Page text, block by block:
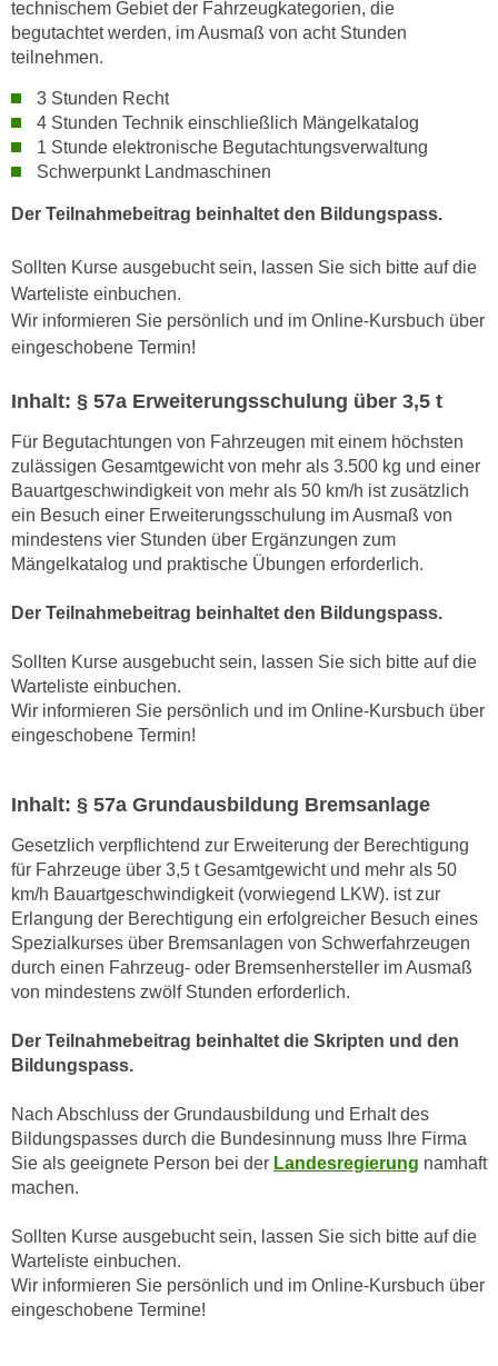
technischem Gebiet der Fahrzeugkategorien, die
begutachtet werden, im Ausmaß von acht Stunden
teilnehmen.
3 Stunden Recht
4 Stunden Technik einschließlich Mängelkatalog
1 Stunde elektronische Begutachtungsverwaltung
Schwerpunkt Landmaschinen
Der Teilnahmebeitrag beinhaltet den Bildungspass.
Sollten Kurse ausgebucht sein, lassen Sie sich bitte auf die
Warteliste einbuchen.
Wir informieren Sie persönlich und im Online-Kursbuch über
eingeschobene Termin!
Inhalt: § 57a Erweiterungsschulung über 3,5 t
Für Begutachtungen von Fahrzeugen mit einem höchsten
zulässigen Gesamtgewicht von mehr als 3.500 kg und einer
Bauartgeschwindigkeit von mehr als 50 km/h ist zusätzlich
ein Besuch einer Erweiterungsschulung im Ausmaß von
mindestens vier Stunden über Ergänzungen zum
Mängelkatalog und praktische Übungen erforderlich.
Der Teilnahmebeitrag beinhaltet den Bildungspass.
Sollten Kurse ausgebucht sein, lassen Sie sich bitte auf die
Warteliste einbuchen.
Wir informieren Sie persönlich und im Online-Kursbuch über
eingeschobene Termin!
Inhalt: § 57a Grundausbildung Bremsanlage
Gesetzlich verpflichtend zur Erweiterung der Berechtigung
für Fahrzeuge über 3,5 t Gesamtgewicht und mehr als 50
km/h Bauartgeschwindigkeit (vorwiegend LKW). ist zur
Erlangung der Berechtigung ein erfolgreicher Besuch eines
Spezialkurses über Bremsanlagen von Schwerfahrzeugen
durch einen Fahrzeug- oder Bremsenhersteller im Ausmaß
von mindestens zwölf Stunden erforderlich.
Der Teilnahmebeitrag beinhaltet die Skripten und den
Bildungspass.
Nach Abschluss der Grundausbildung und Erhalt des
Bildungspasses durch die Bundesinnung muss Ihre Firma
Sie als geeignete Person bei der Landesregierung namhaft
machen.
Sollten Kurse ausgebucht sein, lassen Sie sich bitte auf die
Warteliste einbuchen.
Wir informieren Sie persönlich und im Online-Kursbuch über
eingeschobene Termine!
h
m
O
n
l
n
-
J
o
u
n
y
z
b
i
t
n
,
w
e
d
n
w
e
e
e
C
o
k
i
e
s
f
ü
r
a
t
e
n
a
u
c
h
n
U
n
e
h
m
e
n
i
n
e
n
U
S
b
e
i
w
e
l
c
h
e
n
h
r
e
D
t
e
n